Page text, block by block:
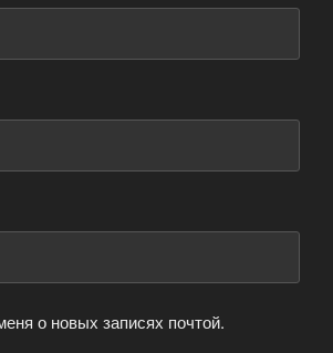
о новых записях почтой.